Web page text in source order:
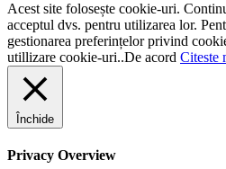
Acest site folosește cookie-uri.
acceptul dvs. pentru utilizarea lor.
gestionarea preferințelor privind
utillizare cookie-uri..De acord Citeste
Închide
Privacy Overview